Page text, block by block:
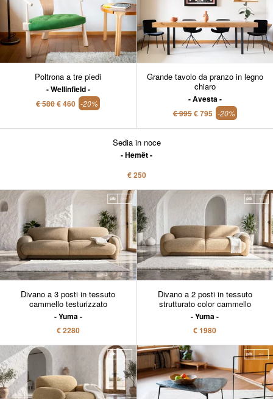
Poltrona a tre piedi
Wellinfield
€ 580€ 460 -20%
Sedia in noce
Hemët
€ 250
Grande tavolo da pranzo in legno
chiaro
Avesta
€ 995€ 795 -20%
Divano a 3 posti in tessuto
cammello testurizzato
Yuma
€ 2280
Divano a 2 posti in tessuto
strutturato color cammello
Yuma
€ 1980